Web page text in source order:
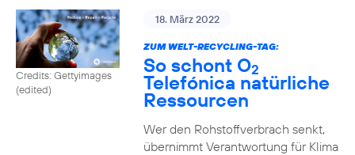
Credits: Gettyimages
(edited)
18. März 2022
ZUM WELT-RECYCLING-TAG:
So schont O2
Telefónica natürliche
Ressourcen
Wer den Rohstoffverbrach senkt,
übernimmt Verantwortung für Klima